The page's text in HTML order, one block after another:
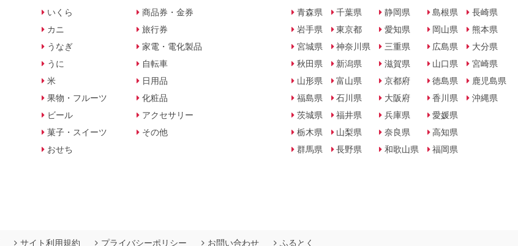
いくら
カニ
うなぎ
うに
米
果物・フルーツ
ビール
菓子・スイーツ
おせち
商品券・金券
旅行券
家電・電化製品
自転車
日用品
化粧品
アクセサリー
その他
青森県
岩手県
宮城県
秋田県
山形県
福島県
茨城県
栃木県
群馬県
千葉県
東京都
神奈川県
新潟県
富山県
石川県
福井県
山梨県
長野県
静岡県
愛知県
三重県
滋賀県
京都府
大阪府
兵庫県
奈良県
和歌山県
島根県
岡山県
広島県
山口県
徳島県
香川県
愛媛県
高知県
福岡県
長崎県
熊本県
大分県
宮崎県
鹿児島県
沖縄県
サイト利用規約 プライバシーポリシー お問い合わせ ふるとく